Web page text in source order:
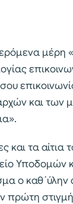
μέρη
και των
και τα αίτια
Υποδομών
ο καθ΄ύλην
πρώτη